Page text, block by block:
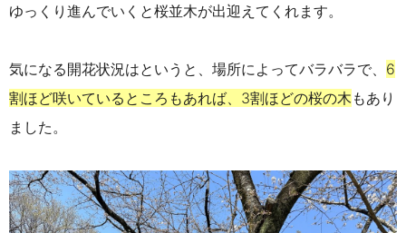
ゆっくり進んでいくと桜並木が出迎えてくれます。
気になる開花状況はというと、場所によってバラバラで、 6
割ほど咲いているところもあれば、3割ほどの桜の木 もあり
ました。